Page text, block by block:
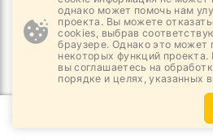
03.08, 08:56
За мандатом депутата
однако может помочь нам
проекта. Вы можете
cookies, выбрав
браузере. Однако это может
некоторых функций проекта.
вы соглашаетесь на
порядке и целях, указанных